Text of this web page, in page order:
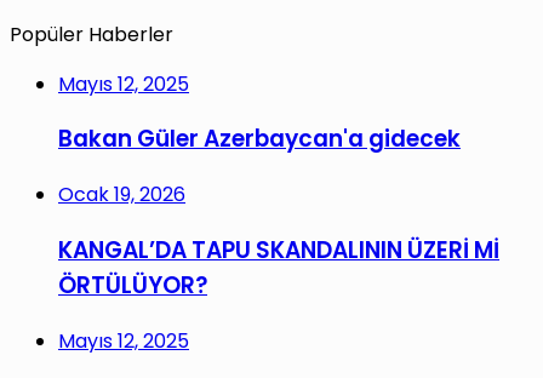
Popüler Haberler
Mayıs 12, 2025
Bakan Güler Azerbaycan'a gidecek
Ocak 19, 2026
KANGAL’DA TAPU SKANDALININ ÜZERİ Mİ
ÖRTÜLÜYOR?
Mayıs 12, 2025